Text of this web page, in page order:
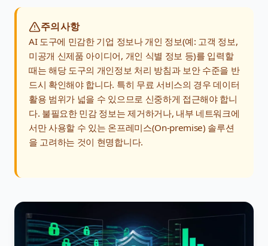
주의사항
AI 도구에 민감한 기업 정보나 개인 정보(예: 고객 정보,
미공개 신제품 아이디어, 개인 식별 정보 등)를 입력할
때는 해당 도구의 개인정보 처리 방침과 보안 수준을 반
드시 확인해야 합니다. 특히 무료 서비스의 경우 데이터
활용 범위가 넓을 수 있으므로 신중하게 접근해야 합니
다. 불필요한 민감 정보는 제거하거나, 내부 네트워크에
서만 사용할 수 있는 온프레미스(On-premise) 솔루션
을 고려하는 것이 현명합니다.